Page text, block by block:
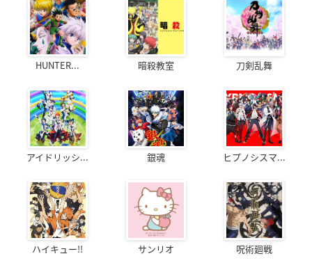
HUNTER... 暗殺教室 刀剣乱舞
アイドリッシ... 銀魂 ヒプノシスマ...
ハイキュー!! サンリオ 呪術廻戦